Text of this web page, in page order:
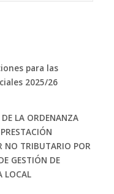
para las
2025/26
LA ORDENANZA
NO TRIBUTARIO POR
GESTIÓN DE
LOCAL